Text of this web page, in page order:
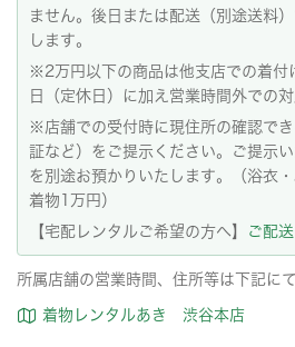
ません。後日または配送（別途送料
します。
※2万円以下の商品は他支店での着付
日（定休日）に加え営業時間外での
※店舗での受付時に現住所の確認で
証など）をご提示ください。ご提示
を別途お預かりいたします。（浴衣
着物1万円）
【宅配レンタルご希望の方へ】
ご配
所属店舗の営業時間、住所等は下記に
着物レンタルあき 渋谷本店